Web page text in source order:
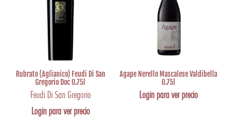
Rubrato (Aglianico) Feudi Di San
Gregorio Doc 0.75l
Feudi Di San Gregorio
Login para ver precio
Agape Nerello Mascalese Valdibella
0.75l
Login para ver precio